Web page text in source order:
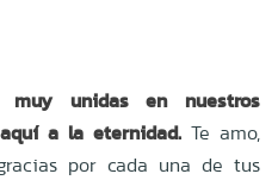
muy unidas en nuestros
a la eternidad. Te amo,
por cada una de tus